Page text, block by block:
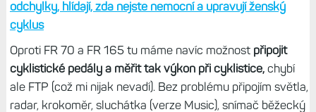
EKG bychom zcela jistě nedostali, když ho nemá ani FR
570, ale teplota pokožky se hodí.
A to nejen pro lepší určování ženského cyklu, ale také jako
součást metrikyStatus zdraví. Navíc dokáže včas odhalit
- společně s VST či stresem - blíží se nemoc. Holt se
musíme spokojit s EV4, jen doufám, že toto jsou poslední